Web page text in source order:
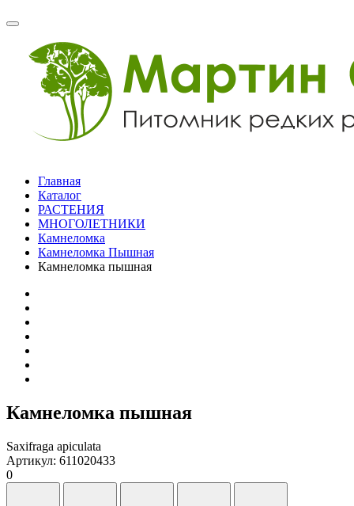
Главная
Каталог
РАСТЕНИЯ
МНОГОЛЕТНИКИ
Камнеломка
Камнеломка Пышная
Камнеломка пышная
Камнеломка пышная
Saxifraga apiculata
Артикул: 611020433
0